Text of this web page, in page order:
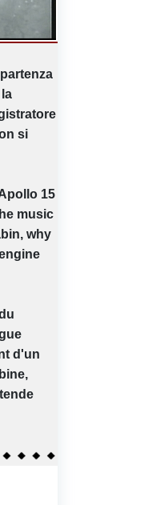
si
15
music
why
d'un